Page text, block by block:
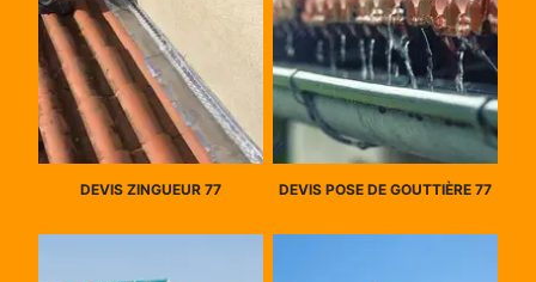
DEVIS ZINGUEUR 77 DEVIS POSE DE GOUTTIÈRE 77